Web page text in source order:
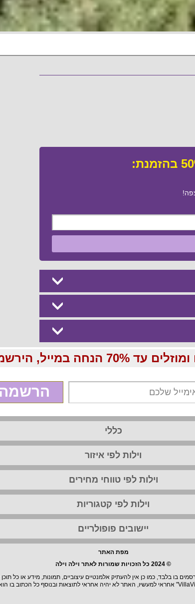
הירשמו עכשיו בחינם:
הרשמה
כללי
וילות לפי איזור
וילות לפי טווחי מחירים
וילות לפי קטגוריות
יישובים פופולריים
מפת האתר
© 2024 כל הזכויות שמורות לאתר וילה וילה
בו בלבד, כמו כן אין להעתיק אלמנטיים עיצוביים, תמונות, מידע או כל